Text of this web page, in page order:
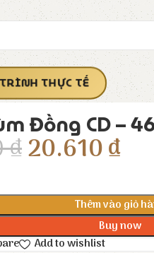
THỰC TẾ
Đồng CD –
₫20.610₫
Thêm vào giỏ
Buy now
Add to wishlist